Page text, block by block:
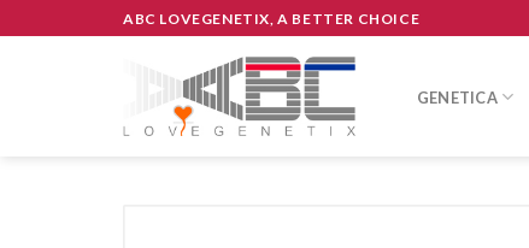
to
ABC LOVEGENETIX, A BETTER CHOICE
GENETICA